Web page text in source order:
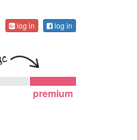
log in log in
premium